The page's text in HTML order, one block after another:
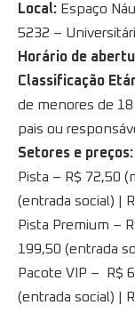
Local: Espaço
5232 –
Horário de
Classificação
de menores de
pais ou
Setores e preços:
Pista – R$ 72,50
(entrada social) |
Pista Premium –
199,50 (entrada
Pacote VIP – R$
(entrada social) |